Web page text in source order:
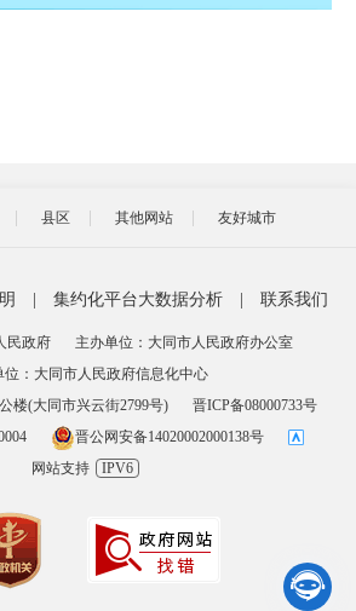

县区 其他网站 友好城市
| 集约化平台大数据分析 | 联系我们
民政府
主办单位：大同市人民政府办公室
位：大同市人民政府信息化中心
楼(大同市兴云街2799号)
晋ICP备08000733号
晋公网安备14020002000138号
网站支持
IPV6